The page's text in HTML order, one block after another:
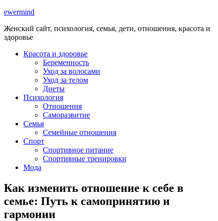
ewermind
Женский сайт, психология, семья, дети, отношения, красота и
здоровье
Красота и здоровье
Беременность
Уход за волосами
Уход за телом
Диеты
Психология
Отношения
Саморазвитие
Семья
Семейные отношения
Спорт
Спортивное питание
Спортивные тренировки
Мода
Как изменить отношение к себе в
семье: Путь к самопринятию и
гармонии